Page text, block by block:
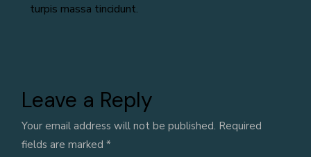
turpis massa tincidunt.
Leave a Reply
Your email address will not be published. Required
fields are marked*